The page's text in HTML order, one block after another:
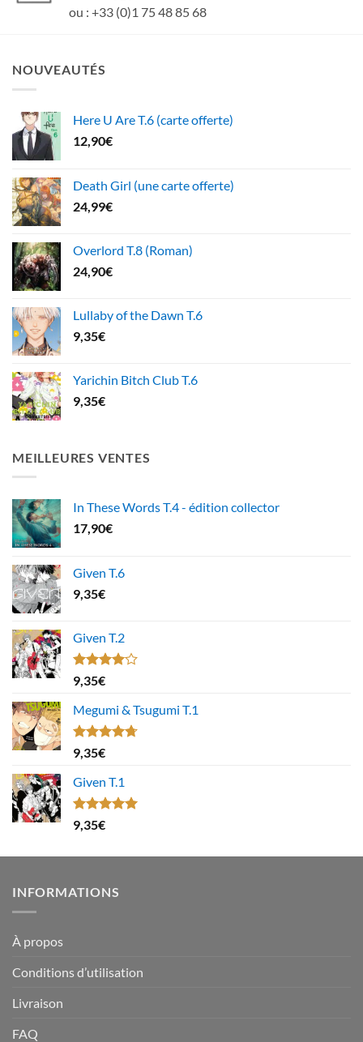
ou : +33 (0)1 75 48 85 68
NOUVEAUTÉS
Here U Are T.6 (carte offerte)
12,90€
Death Girl (une carte offerte)
24,99€
Overlord T.8 (Roman)
24,90€
Lullaby of the Dawn T.6
9,35€
Yarichin Bitch Club T.6
9,35€
MEILLEURES VENTES
In These Words T.4 - édition collector
17,90€
Given T.6
9,35€
Given T.2
Note
4.00
5
9,35€
Megumi & Tsugumi T.1
Note4.67
sur 5
9,35€
Given T.1
Note5.00
sur 5
9,35€
INFORMATIONS
À propos
Conditions d’utilisation
Livraison
FAQ